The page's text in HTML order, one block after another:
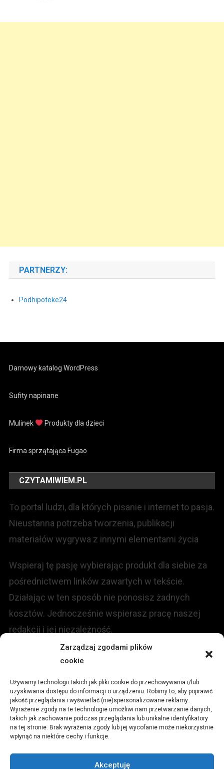
Zarządzaj zgodami plików
cookie
Używamy technologii takich jak pliki cookie do przechowywania i/lub
uzyskiwania dostępu do informacji o urządzeniu. Robimy to, aby poprawić
jakość przeglądania i wyświetlać (nie)spersonalizowane reklamy.
Wyrażenie zgody na te technologie umożliwi nam przetwarzanie danych,
takich jak zachowanie podczas przeglądania lub unikalne identyfikatory
na tej stronie. Brak wyrażenia zgody lub jej wycofanie może niekorzystnie
wpłynąć na niektóre cechy i funkcje.
Akceptuję
PARTNERZY:
Podhipoteke24
Darnowy katalog WordPress
Sufity napinane
Mulinek Produkty dla dzieci
Firma sprzątająca Fugao
CZYTAMIWIEM.PL
To portal ludzi, dla których pisanie i internet to pasja.
Nieustanna potrzeba tworzenia, publikacji
materiałów wygrywa z innymi elementami życia
Wspieraj tę pasję wybierając produkt dla siebie za
pośrednictwem linków zawartych w tekście.
Działając w ten sposób nie ponosisz żadnych
kosztów. Jednocześnie wspierasz pracę naszej
redakcji i jej niezależność.
Redakcja portalu:
ul.Stara 13, 42-600 Tarnowskie Góry
TEL:+48 509 547 822
redakcja@czytamiwiem.pl